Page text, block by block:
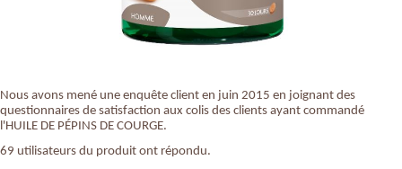
Nous avons mené une enquête client en juin 2015 en joignant des
questionnaires de satisfaction aux colis des clients ayant commandé
l'HUILE DE PÉPINS DE COURGE.
69 utilisateurs du produit ont répondu.